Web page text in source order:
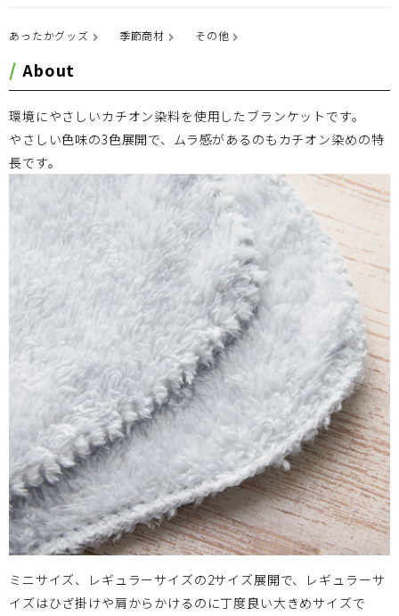
あったかグッズ 季節商材 その他
About
環境にやさしいカチオン染料を使用したブランケットです。
やさしい色味の3色展開で、ムラ感があるのもカチオン染めの特
長です。
ミニサイズ、レギュラーサイズの2サイズ展開で、レギュラーサ
イズはひざ掛けや肩からかけるのに丁度良い大きめサイズで